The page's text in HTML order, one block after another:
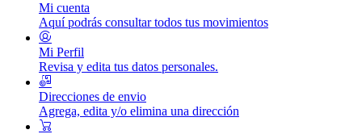
Mi cuenta
Aquí podrás consultar todos tus movimientos
Mi Perfil
Revisa y edita tus datos personales.
Direcciones de envio
Agrega, edita y/o elimina una dirección